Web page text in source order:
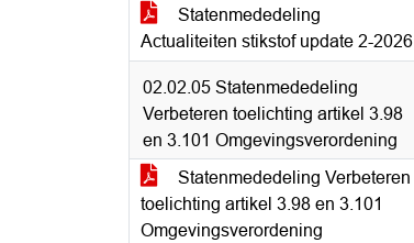
Statenmededeling
Actualiteiten stikstof update 2-2026
02.02.05 Statenmededeling
Verbeteren toelichting artikel 3.98
en 3.101 Omgevingsverordening
Statenmededeling Verbeteren
toelichting artikel 3.98 en 3.101
Omgevingsverordening